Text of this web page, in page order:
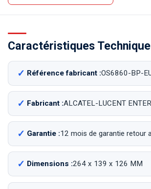
Caractéristiques
Référence fabricant :OS6860-BP-
Fabricant :ALCATEL-LUCENT
Garantie :12 mois de garantie retour
Dimensions :264 x 139 x 126 MM